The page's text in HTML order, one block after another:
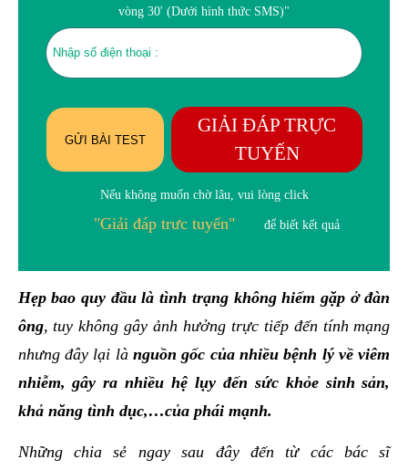
vòng 30' (Dưới hình thức SMS)"
GỬI BÀI TEST
GIẢI ĐÁP TRỰC
TUYẾN
Nếu không muốn chờ lâu, vui lòng click
"Giải đáp trưc tuyến" để biết kết quả
Hẹp bao quy đầu là tình trạng không hiếm gặp ở đàn
ông, tuy không gây ảnh hưởng trực tiếp đến tính mạng
nhưng đây lại là nguồn gốc của nhiều bệnh lý về viêm
nhiễm, gây ra nhiều hệ lụy đến sức khỏe sinh sản,
khả năng tình dục,…của phái mạnh.
Những chia sẻ ngay sau đây đến từ các bác sĩ